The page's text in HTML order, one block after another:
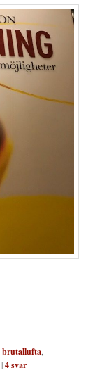
brutallufta
|4svar